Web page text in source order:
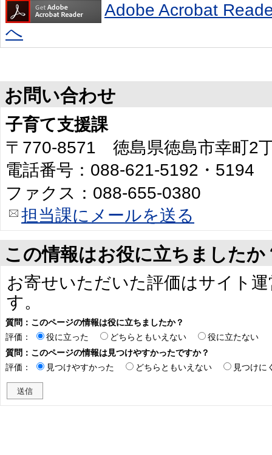
Adobe Acrobat
へ
お問い合わせ
子育て支援課
〒770-8571 徳島県徳島市幸町2
電話番号：088-621-5192・5194
ファクス：088-655-0380
担当課にメールを送る
この情報はお役に立ちましたか
お寄せいただいた評価はサイト
す。
質問：このページの情報は役に立ちましたか？
評価：
役に立った どちらともいえない
役に立たない
質問：このページの情報は見つけやすかったですか？
評価：
見つけやすかった どちらともいえない 見つけに